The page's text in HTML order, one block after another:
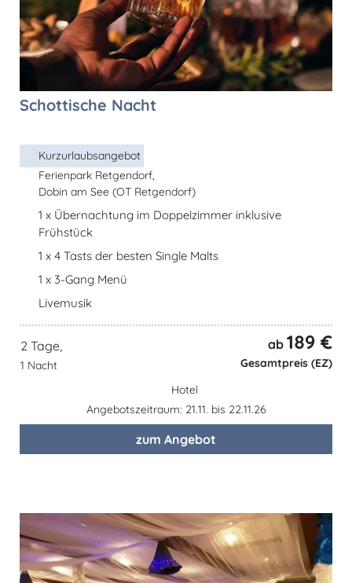
Schottische Nacht
Kurzurlaubsangebot
Ferienpark Retgendorf,
Dobin am See (OT Retgendorf)
1 x Übernachtung im Doppelzimmer inklusive
Frühstück
1 x 4 Tasts der besten Single Malts
1 x 3-Gang Menü
Livemusik
2 Tage,
1 Nacht
ab 189 €
Gesamtpreis (EZ)
Hotel
Angebotszeitraum: 21.11. bis 22.11.26
zum Angebot